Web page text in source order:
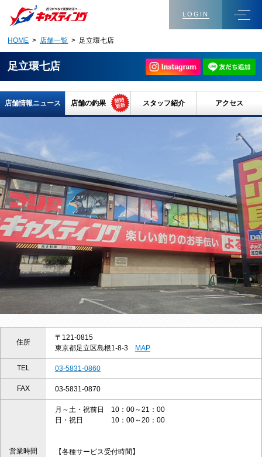
LOGIN
HOME > 店舗一覧 > 足立環七店
足立環七店
店舗情報ニュース 店舗の釣果 スタッフ紹介 アクセス
住所
〒121-0815
東京都足立区島根1-8-3
MAP
TEL 03-5831-0860
FAX 03-5831-0870
営業時間
月～土・祝前日 10：00～21：00
日・祝日 10：00～20：00
【各種サービス受付時間】